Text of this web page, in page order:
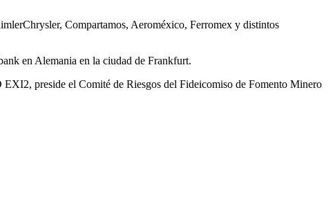
Compartamos, Aeroméxico, Ferromex y distintos
en Alemania en la ciudad de Frankfurt.
preside el Comité de Riesgos del Fideicomiso de Fomento Minero